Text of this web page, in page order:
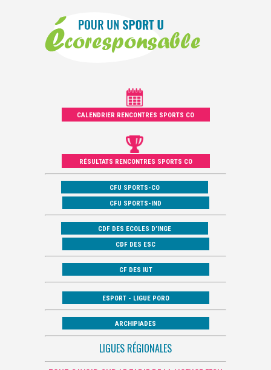
CALENDRIER RENCONTRES SPORTS CO
RÉSULTATS RENCONTRES SPORTS CO
CFU SPORTS-CO
CFU SPORTS-IND
CDF DES ECOLES D’INGE
CDF DES ESC
CF DES IUT
ESPORT - LIGUE PORO
ARCHIPIADES
LIGUES RÉGIONALES